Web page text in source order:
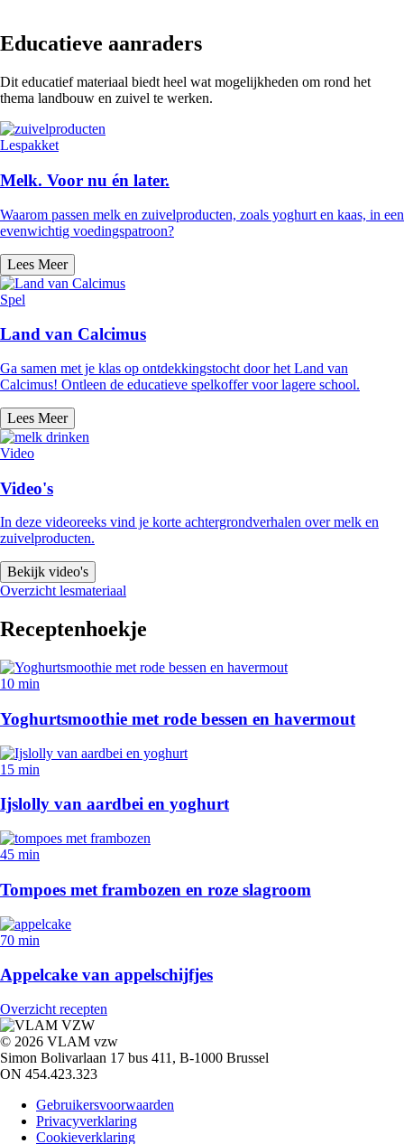
Educatieve aanraders
Dit educatief materiaal biedt heel wat mogelijkheden om rond het
thema landbouw en zuivel te werken.
Lespakket
Melk. Voor nu én later.
Waarom passen melk en zuivelproducten, zoals yoghurt en kaas, in een
evenwichtig voedingspatroon?
Lees Meer
Spel
Land van Calcimus
Ga samen met je klas op ontdekkingstocht door het Land van
Calcimus! Ontleen de educatieve spelkoffer voor lagere school.
Lees Meer
Video
Video's
In deze videoreeks vind je korte achtergrondverhalen over melk en
zuivelproducten.
Bekijk video's
Overzicht lesmateriaal
Receptenhoekje
10 min
Yoghurtsmoothie met rode bessen en havermout
15 min
Ijslolly van aardbei en yoghurt
45 min
Tompoes met frambozen en roze slagroom
70 min
Appelcake van appelschijfjes
Overzicht recepten
© 2026 VLAM vzw
Simon Bolivarlaan 17 bus 411, B-1000 Brussel
ON 454.423.323
Gebruikersvoorwaarden
Privacyverklaring
Cookieverklaring